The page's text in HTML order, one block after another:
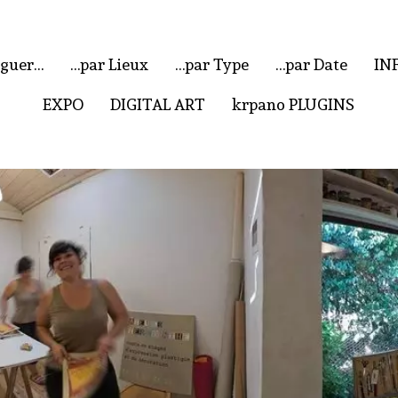
…par Lieux …par Type …par Date
EXPO
DIGITAL ART krpano PLUGINS